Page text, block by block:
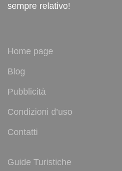
sempre relativo!
Home page
Blog
Pubblicità
Condizioni d’uso
Contatti
Guide Turistiche